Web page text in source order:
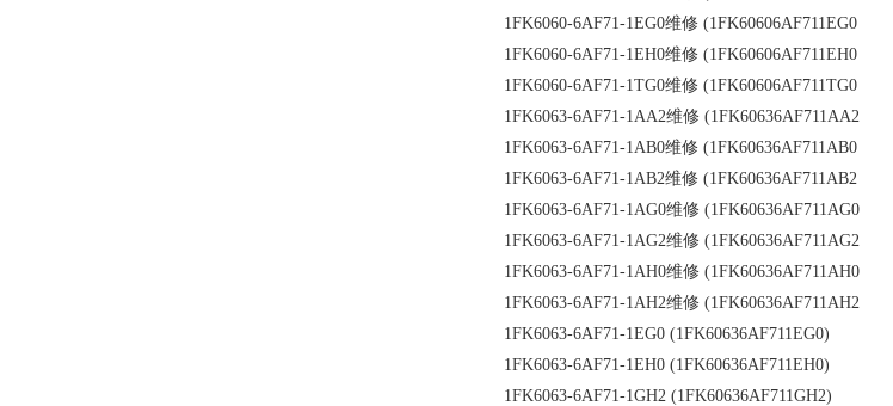
1FK6060-6AF71-1EG0维修 (1FK60606AF711EG0
1FK6060-6AF71-1EH0维修 (1FK60606AF711EH0
1FK6060-6AF71-1TG0维修 (1FK60606AF711TG0
1FK6063-6AF71-1AA2维修 (1FK60636AF711AA2
1FK6063-6AF71-1AB0维修 (1FK60636AF711AB0
1FK6063-6AF71-1AB2维修 (1FK60636AF711AB2
1FK6063-6AF71-1AG0维修 (1FK60636AF711AG0
1FK6063-6AF71-1AG2维修 (1FK60636AF711AG2
1FK6063-6AF71-1AH0维修 (1FK60636AF711AH0
1FK6063-6AF71-1AH2维修 (1FK60636AF711AH2
1FK6063-6AF71-1EG0 (1FK60636AF711EG0)
1FK6063-6AF71-1EH0 (1FK60636AF711EH0)
1FK6063-6AF71-1GH2 (1FK60636AF711GH2)